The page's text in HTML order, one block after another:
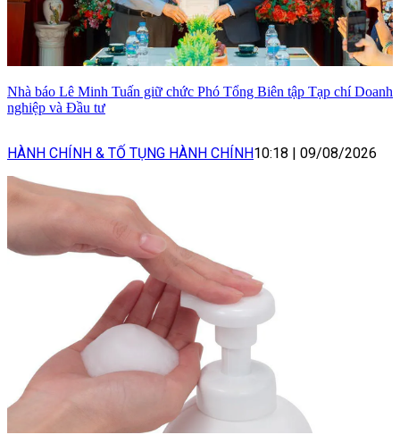
Nhà báo Lê Minh Tuấn giữ chức Phó Tổng Biên tập Tạp chí Doanh
nghiệp và Đầu tư
HÀNH CHÍNH & TỐ TỤNG HÀNH CHÍNH10:18 | 09/08/2026